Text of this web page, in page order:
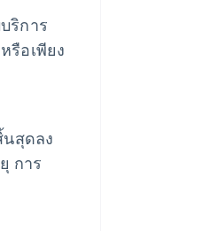
ริการ
รือเพียง
นสุดลง
การ